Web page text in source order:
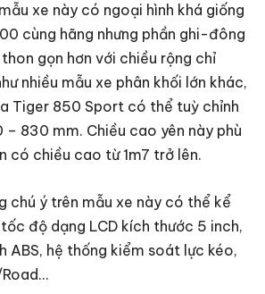
xe này có ngoại hình khá giống
cùng hãng nhưng phần ghi-đông
gọn hơn với chiều rộng chỉ
nhiều mẫu xe phân khối lớn khác,
Tiger 850 Sport có thể tuỳ chỉnh
– 830 mm. Chiều cao yên này phù
có chiều cao từ 1m7 trở lên.
chú ý trên mẫu xe này có thể kể
độ dạng LCD kích thước 5 inch,
ABS, hệ thống kiểm soát lực kéo,